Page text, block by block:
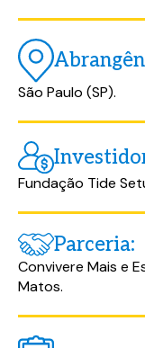
São Paulo (SP).
Fundação Tide
Parceria:
Convivere Mais e
Matos.